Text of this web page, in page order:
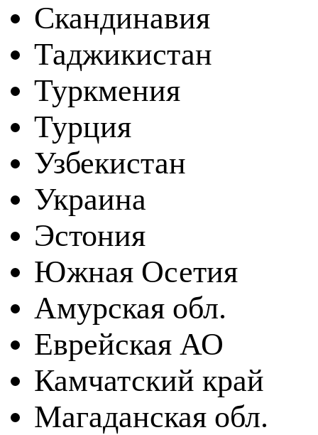
Скандинавия
Таджикистан
Туркмения
Турция
Узбекистан
Украина
Эстония
Южная Осетия
Амурская обл.
Еврейская АО
Камчатский край
Магаданская обл.